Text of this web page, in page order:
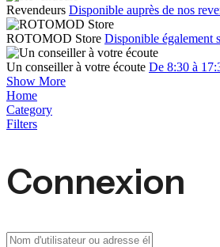
Revendeurs Disponible auprès de nos
ROTOMOD Store Disponible également
Un conseiller à votre écoute De 8:30 à
Show More
Home
Category
Filters
Connexion